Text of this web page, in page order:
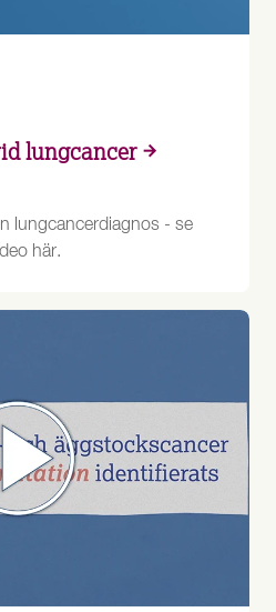
lungcancer
lungcancerdiagnos - se
här.